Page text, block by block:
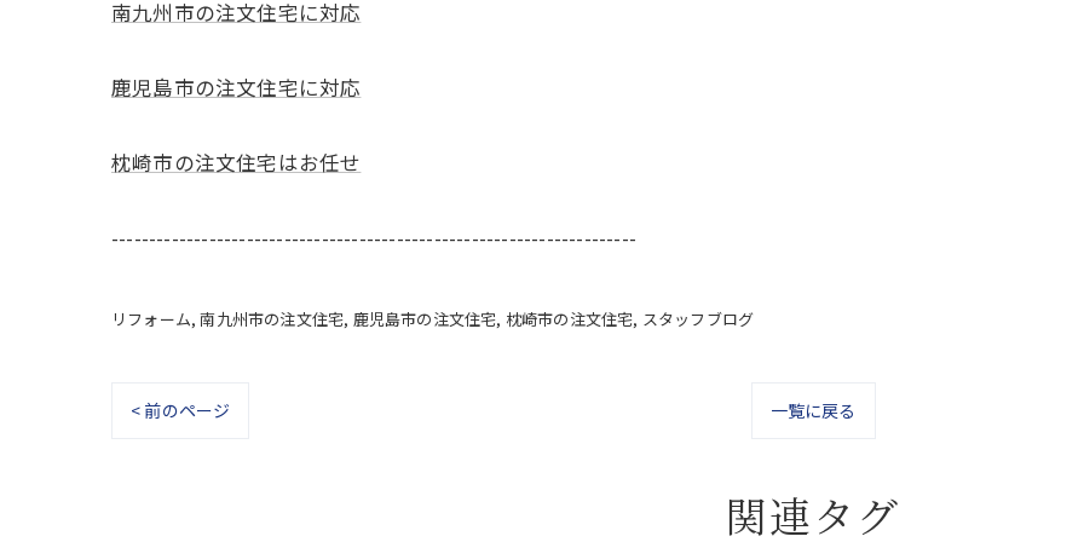
南九州市の注文住宅に対応
鹿児島市の注文住宅に対応
枕崎市の注文住宅はお任せ
----------------------------------------------------------------------
リフォーム 南九州市の注文住宅 鹿児島市の注文住宅 枕崎市の注文住宅 スタッフブログ
< 前のページ 一覧に戻る
関連タグ